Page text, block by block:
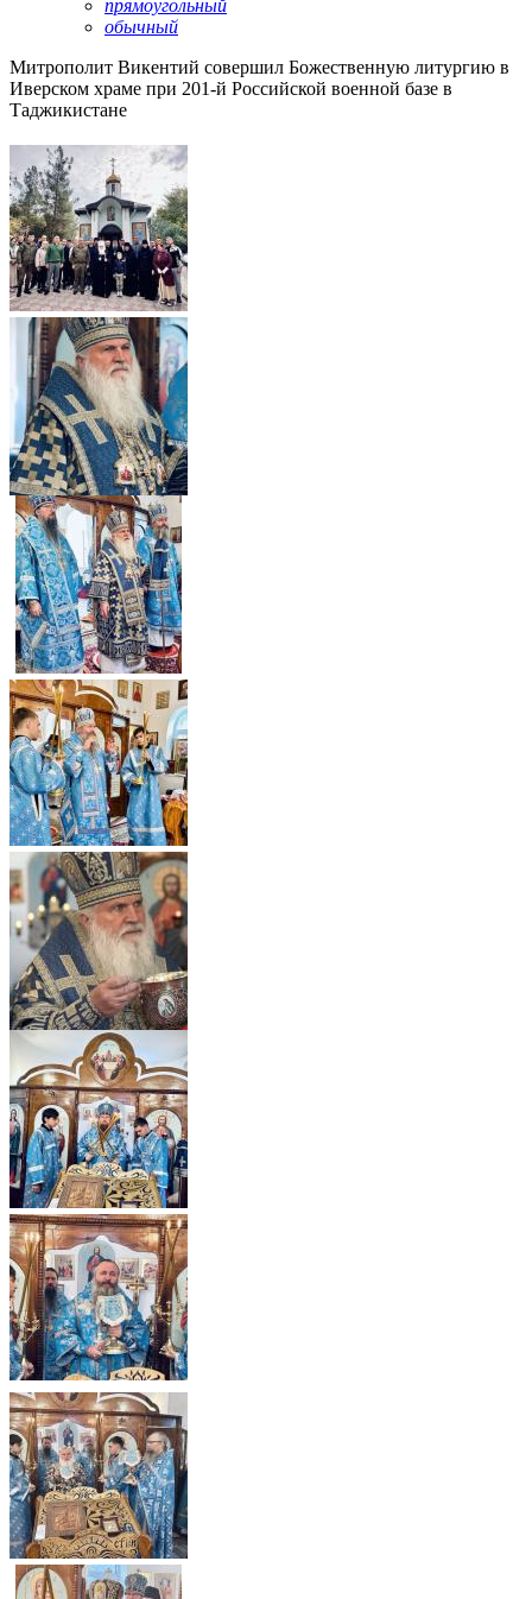
прямоугольный
обычный
Митрополит Викентий совершил Божественную литургию в
Иверском храме при 201-й Российской военной базе в
Таджикистане